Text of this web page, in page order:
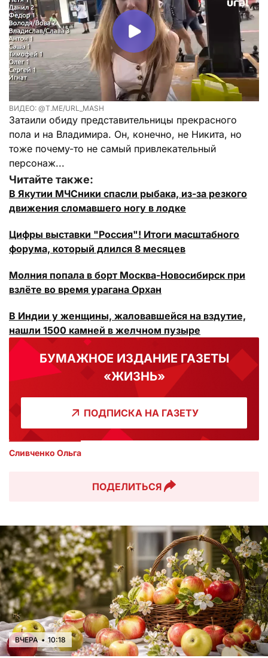
ВИДЕО: @T.ME/URL_MASH
Затаили обиду представительницы прекрасного
пола и на Владимира. Он, конечно, не Никита, но
тоже почему-то не самый привлекательный
персонаж...
Читайте также:
В Якутии МЧСники спасли рыбака, из-за резкого
движения сломавшего ногу в лодке
Цифры выставки "Россия"! Итоги масштабного
форума, который длился 8 месяцев
Молния попала в борт Москва-Новосибирск при
взлёте во время урагана Орхан
В Индии у женщины, жаловавшейся на вздутие,
нашли 1500 камней в желчном пузыре
БУМАЖНОЕ ИЗДАНИЕ ГАЗЕТЫ
«ЖИЗНЬ»
ПОДПИСКА НА ГАЗЕТУ
Сливченко Ольга
ПОДЕЛИТЬСЯ
ВЧЕРА • 10:18